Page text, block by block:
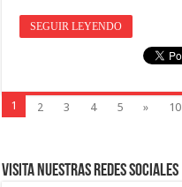
SEGUIR LEYENDO
1 2 3 4 5 » 10
VISITA NUESTRAS REDES SOCIALES